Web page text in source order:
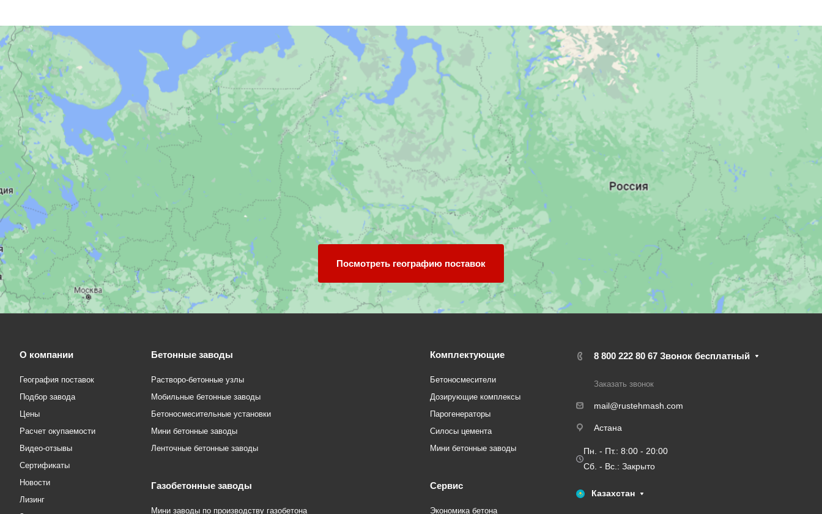
Посмотреть географию поставок
О компании
География поставок
Подбор завода
Цены
Расчет окупаемости
Видео-отзывы
Сертификаты
Новости
Лизинг
Бетонные заводы
Растворо-бетонные узлы
Мобильные бетонные заводы
Бетоносмесительные установки
Мини бетонные заводы
Ленточные бетонные заводы
Газобетонные заводы
Мини заводы по производству газобетона
Комплектующие
Бетоносмесители
Дозирующие комплексы
Парогенераторы
Силосы цемента
Мини бетонные заводы
Сервис
Экономика бетона
8 800 222 80 67 Звонок бесплатный
Заказать звонок
mail@rustehmash.com
Астана
Пн. - Пт.: 8:00 - 20:00
Сб. - Вс.: Закрыто
Казахстан